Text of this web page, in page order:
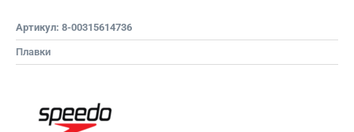
Артикул: 8-00315614736
Плавки